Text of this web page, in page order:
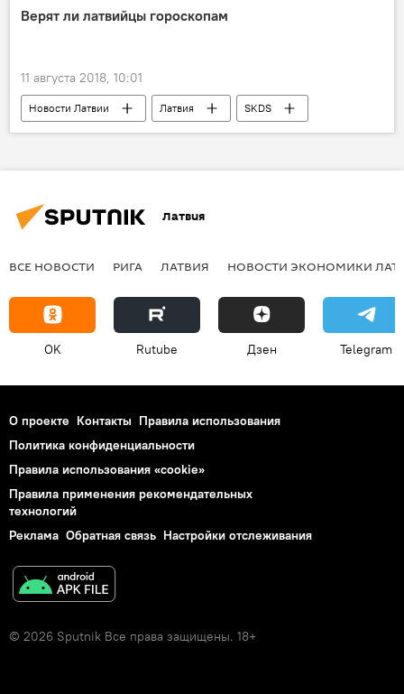
Верят ли латвийцы гороскопам
11 августа 2018, 10:01
Новости Латвии Латвия
SKDS
опрос
гороскоп
Латвия
ВСЕ НОВОСТИ РИГА ЛАТВИЯ НОВОСТИ ЭКОНОМИКИ
OK Rutube Дзен Telegram
О проекте Контакты Правила использования
Политика конфиденциальности
Правила использования «cookie»
Правила применения рекомендательных
технологий
Реклама Обратная связь Настройки отслеживания
© 2026 Sputnik Все права защищены. 18+